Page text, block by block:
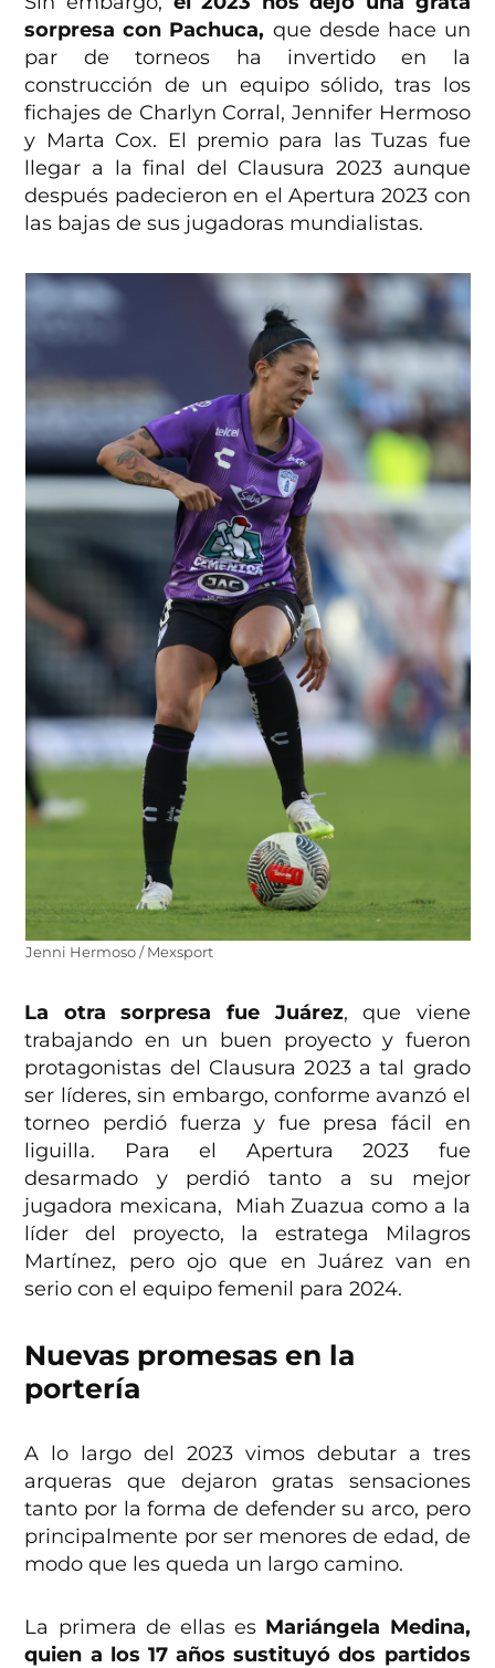
sorpresa con Pachuca, que desde hace un
par de torneos ha invertido en la
construcción de un equipo sólido, tras los
fichajes de Charlyn Corral, Jennifer Hermoso
y Marta Cox. El premio para las Tuzas fue
llegar a la final del Clausura 2023 aunque
después padecieron en el Apertura 2023 con
las bajas de sus jugadoras mundialistas.
Jenni Hermoso / Mexsport
La otra sorpresa fue Juárez, que viene
trabajando en un buen proyecto y fueron
protagonistas del Clausura 2023 a tal grado
ser líderes, sin embargo, conforme avanzó el
torneo perdió fuerza y fue presa fácil en
liguilla. Para el Apertura 2023 fue
desarmado y perdió tanto a su mejor
jugadora mexicana, Miah Zuazua como a la
líder del proyecto, la estratega Milagros
Martínez, pero ojo que en Juárez van en
serio con el equipo femenil para 2024.
Nuevas promesas en la
portería
A lo largo del 2023 vimos debutar a tres
arqueras que dejaron gratas sensaciones
tanto por la forma de defender su arco, pero
principalmente por ser menores de edad, de
modo que les queda un largo camino.
La primera de ellas es Mariángela Medina,
quien a los 17 años sustituyó dos partidos